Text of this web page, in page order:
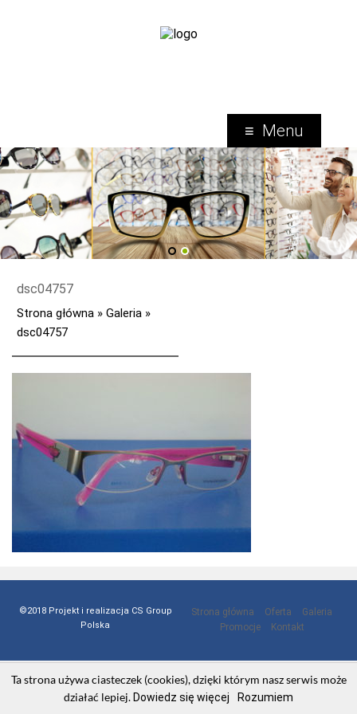
Menu
1 2
dsc04757
Strona główna » Galeria »
dsc04757
©2018 Projekt i realizacja CS Group
Polska
Strona główna Oferta
Galeria
Promocje
Kontakt
Ta strona używa ciasteczek (cookies), dzięki którym nasz serwis może
działać lepiej. Dowiedz się więcej Rozumiem